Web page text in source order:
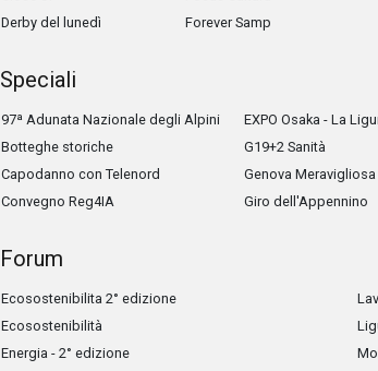
Derby del lunedì
Forever Samp
Speciali
97ª Adunata Nazionale degli Alpini
Botteghe storiche
Capodanno con Telenord
Convegno Reg4IA
EXPO Osaka - La
G19+2 Sanità
Genova Meravigliosa
Giro dell'Appennino
Forum
Ecosostenibilita 2° edizione
Ecosostenibilità
Energia - 2° edizione